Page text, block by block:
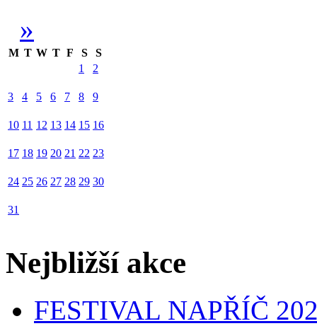
»
M T W T F S
S
1
2
3 4 5 6 7 8 9
10 11 12 13 14 15 16
17 18 19 20 21 22 23
24 25 26 27 28 29 30
31
Nejbližší akce
FESTIVAL NAPŘÍČ